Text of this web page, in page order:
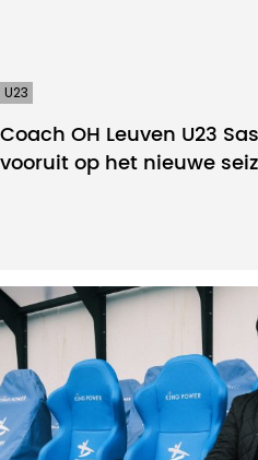
U23
Coach OH Leuven U23
vooruit op het nieuwe